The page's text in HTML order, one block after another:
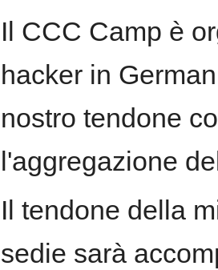
Il CCC Camp è
hacker in
nostro tendone
l'aggregazione
Il tendone della
sedie sarà